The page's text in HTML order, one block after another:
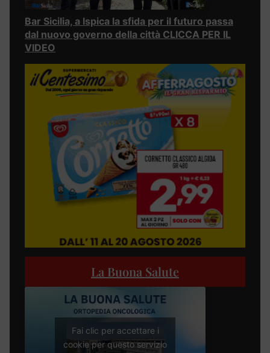
Bar Sicilia, a Ispica la sfida per il futuro passa
dal nuovo governo della città CLICCA PER IL
VIDEO
La Buona Salute
Fai clic per accettare i
cookie per questo servizio